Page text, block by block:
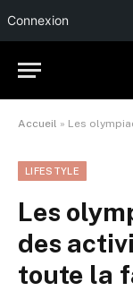
Connexion
Accueil » Les
LIFESTYLE
Les
des
toute la